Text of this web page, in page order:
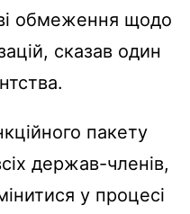
обмеження щодо
сказав один
пакету
держав-членів,
у процесі